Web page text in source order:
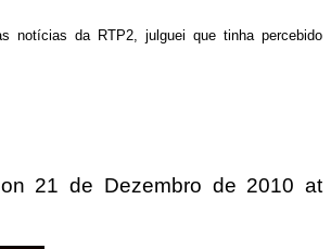
notícias da RTP2, julguei que tinha percebido
on 21 de Dezembro de 2010at